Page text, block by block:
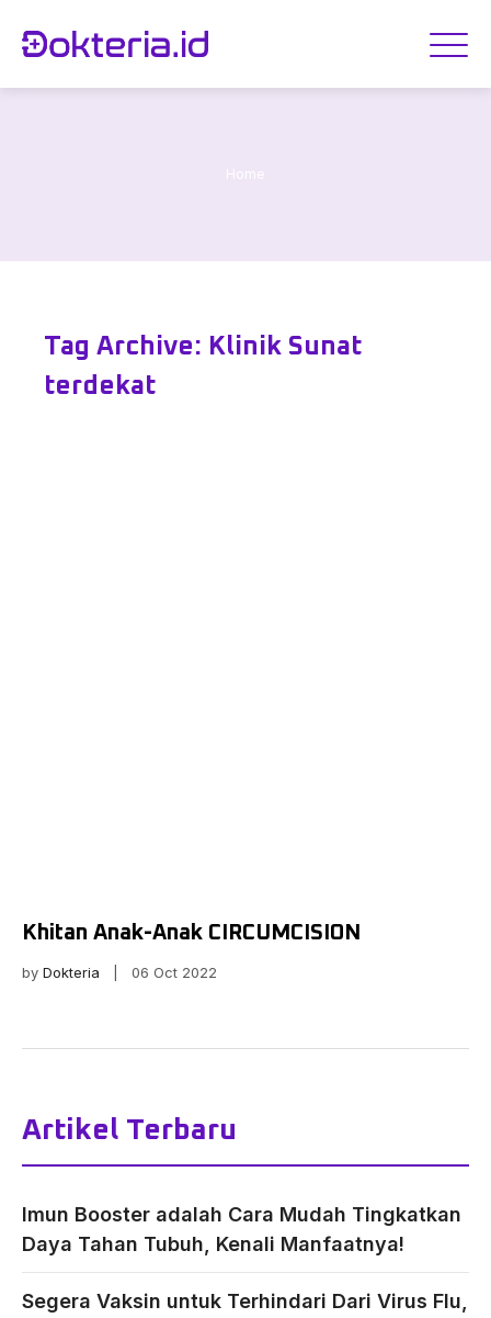
Home
Tag Archive: Klinik Sunat
terdekat
Khitan Anak-Anak CIRCUMCISION
by Dokteria | 06 Oct 2022
Artikel Terbaru
Imun Booster adalah Cara Mudah Tingkatkan
Daya Tahan Tubuh, Kenali Manfaatnya!
Segera Vaksin untuk Terhindari Dari Virus Flu,